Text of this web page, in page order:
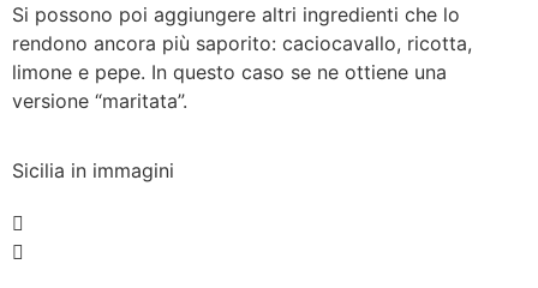
Si possono poi aggiungere altri ingredienti che lo
rendono ancora più saporito: caciocavallo, ricotta,
limone e pepe. In questo caso se ne ottiene una
versione “maritata”.
Sicilia in immagini